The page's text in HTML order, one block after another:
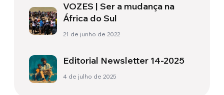
VOZES | Ser a mudança na
África do Sul
21 de junho de 2022
Editorial Newsletter 14-2025
4 de julho de 2025